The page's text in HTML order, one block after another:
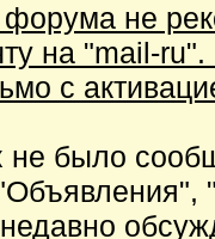
не
на "mail-
с
было